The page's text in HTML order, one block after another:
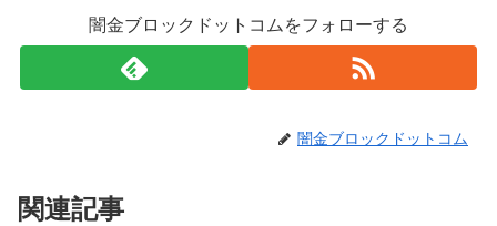
闇金ブロックドットコムをフォローする
闇金ブロックドットコム
関連記事